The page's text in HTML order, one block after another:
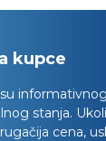
kupce
stanja.
cena,